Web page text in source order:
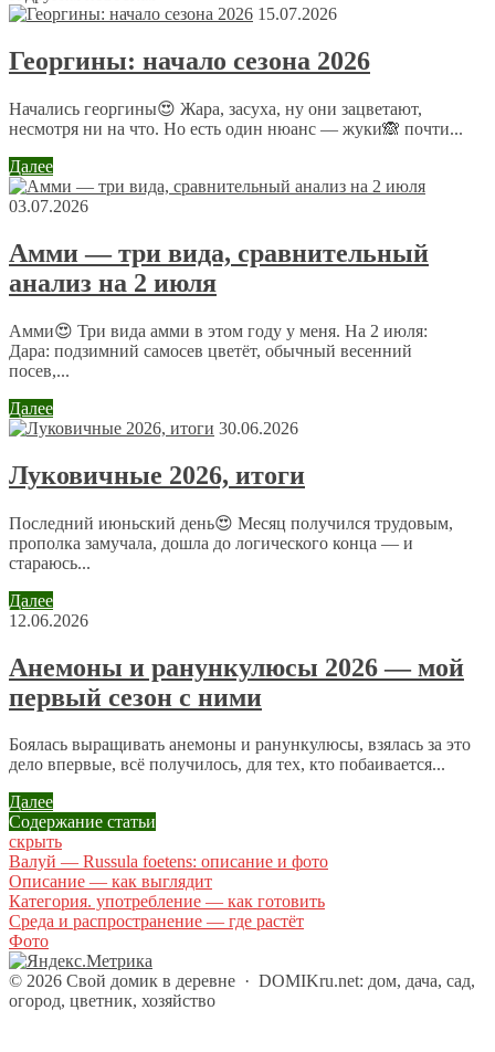
Оставить комментарий
Ваш адрес email не будет опубликован.
Обязательные поля
помечены*
Комментарий*
Имя*
Email*
Сайт
персональных данных.Политика конфиденциальности
15.07.2026
Георгины: начало сезона 2026
Начались георгины😍 Жара, засуха, ну они зацветают,
несмотря ни на что. Но есть один нюанс — жуки🙈 почти...
Далее
03.07.2026
Амми — три вида, сравнительный
анализ на 2 июля
Амми😍 Три вида амми в этом году у меня. На 2 июля:
Дара: подзимний самосев цветёт, обычный весенний
посев,...
Далее
30.06.2026
Луковичные 2026, итоги
Последний июньский день😍 Месяц получился трудовым,
прополка замучала, дошла до логического конца — и
стараюсь...
Далее
12.06.2026
Анемоны и ранункулюсы 2026 — мой
первый сезон с ними
Боялась выращивать анемоны и ранункулюсы, взялась за это
дело впервые, всё получилось, для тех, кто побаивается...
Далее
Содержание статьи
скрыть
Валуй — Russula foetens: описание и фото
Описание — как выглядит
Категория. употребление — как готовить
Среда и распространение — где растёт
Фото
© 2026 Свой домик в деревне · DOMIKru.net: дом, дача, сад,
огород, цветник, хозяйство